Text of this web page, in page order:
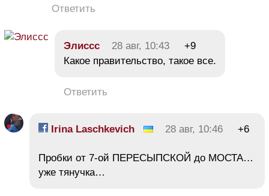
Ответить
Элиссс 28 авг, 10:43
+9
Какое правительство, такое все.
Ответить
Irina Laschkevich 28 авг, 10:46 +6
Пробки от 7-ой ПЕРЕСЫПСКОЙ до МОСТА…
уже тянучка…